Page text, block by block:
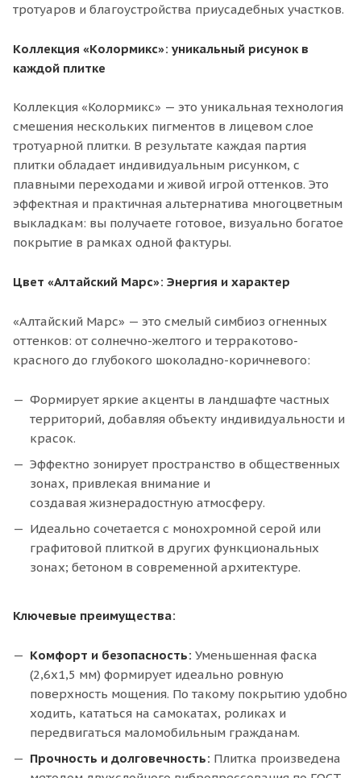
тротуаров и благоустройства приусадебных участков.
Коллекция «Колормикс»: уникальный рисунок в
каждой плитке
Коллекция «Колормикс» — это уникальная технология
смешения нескольких пигментов в лицевом слое
тротуарной плитки. В результате каждая партия
плитки обладает индивидуальным рисунком, с
плавными переходами и живой игрой оттенков. Это
эффектная и практичная альтернатива многоцветным
выкладкам: вы получаете готовое, визуально богатое
покрытие в рамках одной фактуры.
Цвет «Алтайский Марс»: Энергия и характер
«Алтайский Марс» — это смелый симбиоз огненных
оттенков: от солнечно-желтого и терракотово-
красного до глубокого шоколадно-коричневого:
Формирует яркие акценты в ландшафте частных
территорий, добавляя объекту индивидуальности и
красок.
Эффектно зонирует пространство в общественных
зонах, привлекая внимание и
создавая жизнерадостную атмосферу.
Идеально сочетается с монохромной серой или
графитовой плиткой в других функциональных
зонах; бетоном в современной архитектуре.
Ключевые преимущества:
Комфорт и безопасность: Уменьшенная фаска
(2,6х1,5 мм) формирует идеально ровную
поверхность мощения. По такому покрытию удобно
ходить, кататься на самокатах, роликах и
передвигаться маломобильным гражданам.
Прочность и долговечность: Плитка произведена